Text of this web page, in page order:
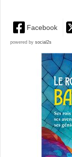
Facebook
powered by social2s